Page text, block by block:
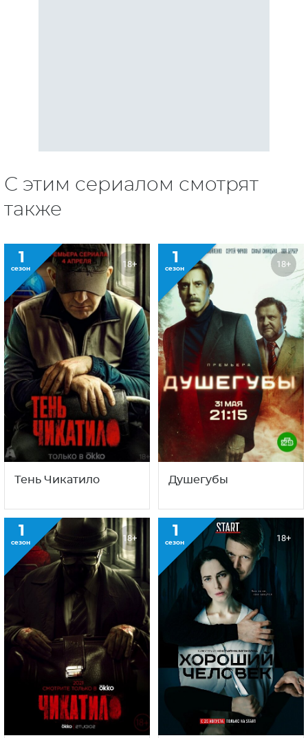
С этим сериалом смотрят
также
1
сезон 18+
Тень Чикатило
1
сезон 18+
Душегубы
1
сезон 18+ 1
сезон 18+